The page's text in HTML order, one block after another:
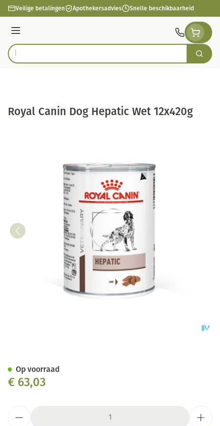
Ga naar de inhoud
Veilige betalingen Apothekersadvies Snelle beschikbaarheid
Menu
Product, merk, categorie... Zoek
Royal Canin Dog Hepatic Wet 12x420g
€ 63,03
Op voorraad